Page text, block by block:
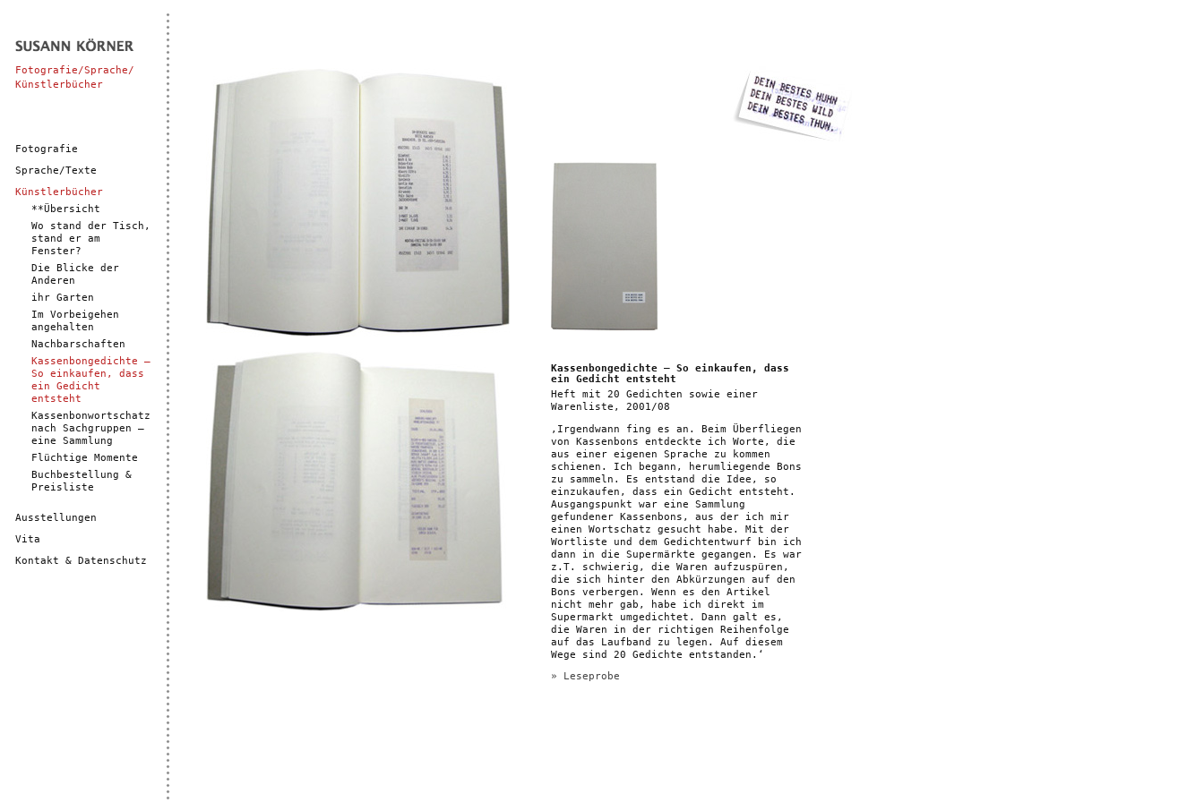
Fotografie/Sprache/
Künstlerbücher
Fotografie
Sprache/Texte
Künstlerbücher
**Übersicht
Wo stand der Tisch,
stand er am
Fenster?
Die Blicke der
Anderen
ihr Garten
Im Vorbeigehen
angehalten
Nachbarschaften
Kassenbongedichte –
So einkaufen, dass
ein Gedicht
entsteht
Kassenbonwortschatz
nach Sachgruppen –
eine Sammlung
Flüchtige Momente
Buchbestellung &
Preisliste
Ausstellungen
Vita
Kontakt & Datenschutz
Kassenbongedichte – So einkaufen, dass
ein Gedicht entsteht
Heft mit 20 Gedichten sowie einer
Warenliste, 2001/08
‚Irgendwann fing es an. Beim Überfliegen
von Kassenbons entdeckte ich Worte, die
aus einer eigenen Sprache zu kommen
schienen. Ich begann, herumliegende Bons
zu sammeln. Es entstand die Idee, so
einzukaufen, dass ein Gedicht entsteht.
Ausgangspunkt war eine Sammlung
gefundener Kassenbons, aus der ich mir
einen Wortschatz gesucht habe. Mit der
Wortliste und dem Gedichtentwurf bin ich
dann in die Supermärkte gegangen. Es war
z.T. schwierig, die Waren aufzuspüren,
die sich hinter den Abkürzungen auf den
Bons verbergen. Wenn es den Artikel
nicht mehr gab, habe ich direkt im
Supermarkt umgedichtet. Dann galt es,
die Waren in der richtigen Reihenfolge
auf das Laufband zu legen. Auf diesem
Wege sind 20 Gedichte entstanden.‘
» Leseprobe